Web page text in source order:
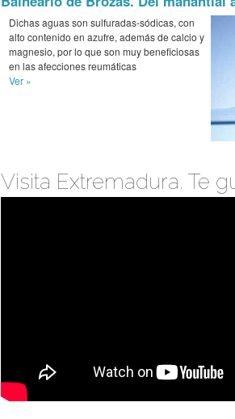
Dichas aguas son sulfuradas-sódicas, con
alto contenido en azufre, además de calcio y
magnesio, por lo que son muy beneficiosas
en las afecciones reumáticas
Ver »
Visita Extremadura. Te